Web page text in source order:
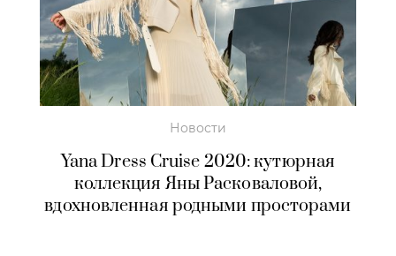
Новости
Yana Dress Cruise 2020: кутюрная
коллекция Яны Расковаловой,
вдохновленная родными просторами